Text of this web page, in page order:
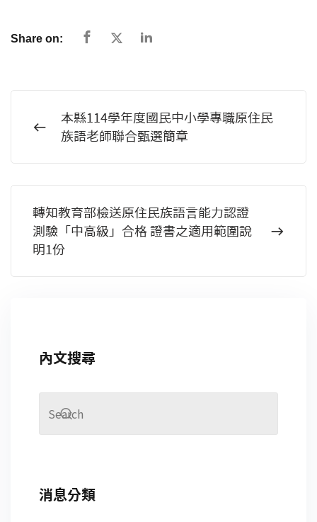
Share on:
本縣114學年度國民中小學專職原住民
族語老師聯合甄選簡章
轉知教育部檢送原住民族語言能力認證
測驗「中高級」合格 證書之適用範圍說
明1份
內文搜尋
消息分類